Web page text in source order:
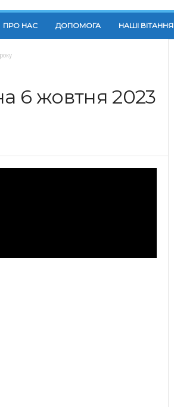
ПРО НАС ДОПОМОГА НАШІ ВІТАННЯ
6 жовтня 2023